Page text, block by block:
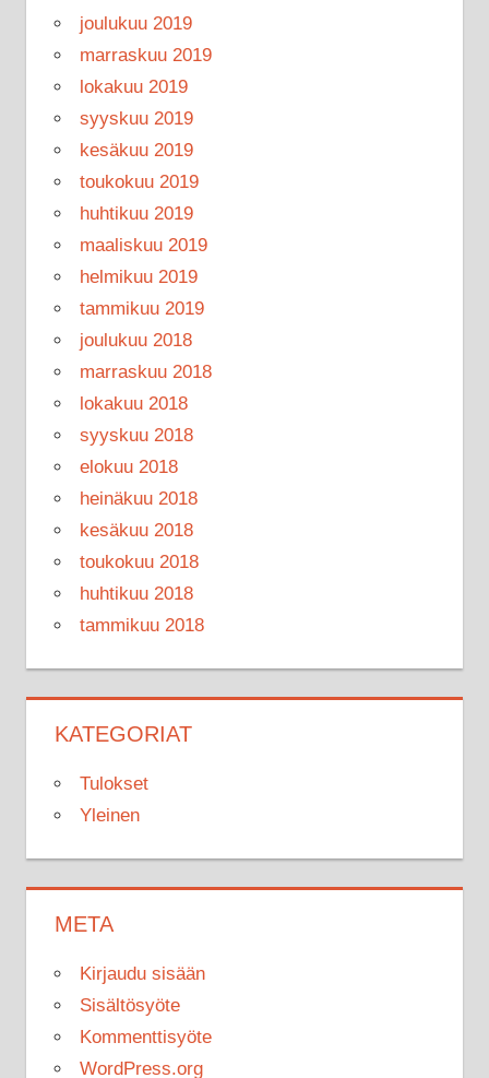
joulukuu 2019
marraskuu 2019
lokakuu 2019
syyskuu 2019
kesäkuu 2019
toukokuu 2019
huhtikuu 2019
maaliskuu 2019
helmikuu 2019
tammikuu 2019
joulukuu 2018
marraskuu 2018
lokakuu 2018
syyskuu 2018
elokuu 2018
heinäkuu 2018
kesäkuu 2018
toukokuu 2018
huhtikuu 2018
tammikuu 2018
KATEGORIAT
Tulokset
Yleinen
META
Kirjaudu sisään
Sisältösyöte
Kommenttisyöte
WordPress.org